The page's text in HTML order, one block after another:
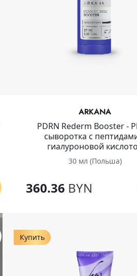
ARKANA
PDRN Rederm Booster -
сыворотка с
гиалуроновой
30 мл (Польша)
360.36 BYN
Купить